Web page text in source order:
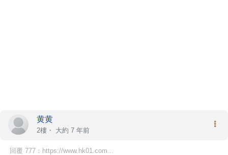
黄黄
2樓・ 大約 7 年前
回覆 777：https://www.hk01.com...